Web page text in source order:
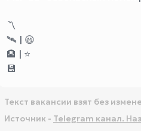
〽️
🛰 | 😃
🏨 | ⭐️
💾
Текст вакансии взят без
Источник - Telegram канал.